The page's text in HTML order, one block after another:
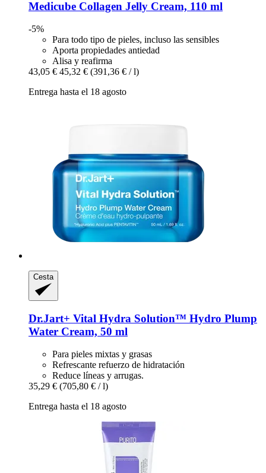
Medicube Collagen Jelly Cream, 110 ml
-5%
Para todo tipo de pieles, incluso las sensibles
Aporta propiedades antiedad
Alisa y reafirma
43,05 € 45,32 € (391,36 € / l)
Entrega hasta el 18 agosto
Cesta
Dr.Jart+ Vital Hydra Solution™ Hydro Plump
Water Cream, 50 ml
Para pieles mixtas y grasas
Refrescante refuerzo de hidratación
Reduce líneas y arrugas.
35,29 € (705,80 € / l)
Entrega hasta el 18 agosto